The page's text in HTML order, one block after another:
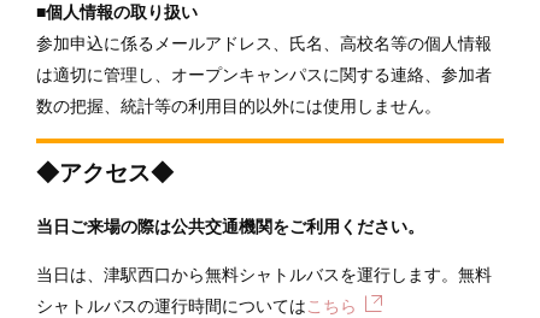
■個人情報の取り扱い
参加申込に係るメールアドレス、氏名、高校名等の個人情報
は適切に管理し、オープンキャンパスに関する連絡、参加者
数の把握、統計等の利用目的以外には使用しません。
◆アクセス◆
当日ご来場の際は公共交通機関をご利用ください。
当日は、津駅西口から無料シャトルバスを運行します。無料
シャトルバスの運行時間については こちら